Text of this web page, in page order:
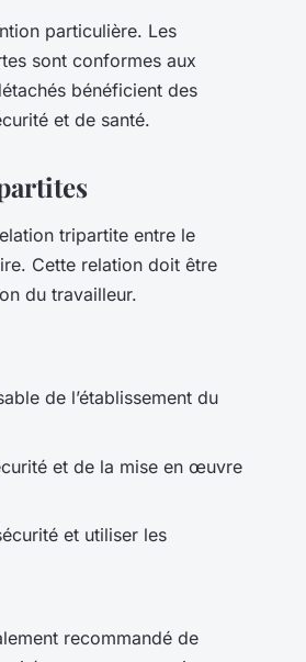
particulière. Les
sont conformes aux
bénéficient des
et de santé.
tripartite entre le
Cette relation doit être
du travailleur.
de l’établissement du
et de la mise en œuvre
et utiliser les
recommandé de